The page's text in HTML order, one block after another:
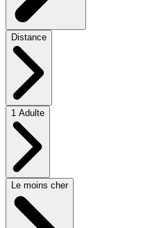
Distance
1 Adulte
Le moins cher